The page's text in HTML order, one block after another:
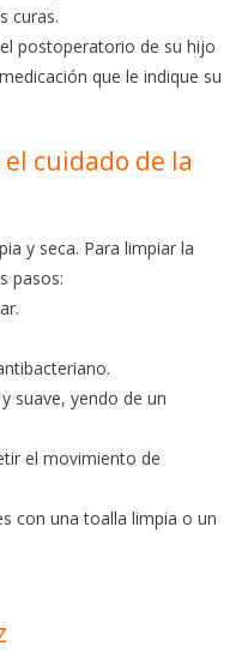
curas.
postoperatorio de su hijo
que le indique su
cuidado de la
y seca. Para limpiar la
pasos:
suave, yendo de un
el movimiento de
con una toalla limpia o un